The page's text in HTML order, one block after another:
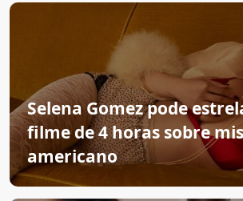
Selena Gomez pode
filme de 4 horas sobre
americano